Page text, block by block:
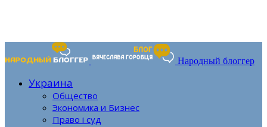
Народный блоггер
Украина
Общество
Экономика и Бизнес
Право і суд